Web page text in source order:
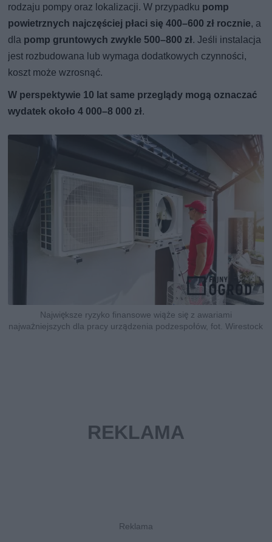
rodzaju pompy oraz lokalizacji. W przypadku pomp
powietrznych najczęściej płaci się 400–600 zł rocznie, a
dla pomp gruntowych zwykle 500–800 zł. Jeśli instalacja
jest rozbudowana lub wymaga dodatkowych czynności,
koszt może wzrosnąć.
W perspektywie 10 lat same przeglądy mogą oznaczać
wydatek około 4 000–8 000 zł.
Największe ryzyko finansowe wiąże się z awariami
najważniejszych dla pracy urządzenia podzespołów, fot. Wirestock